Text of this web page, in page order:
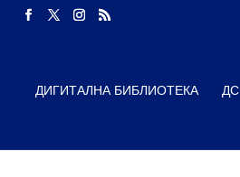
ДИГИТАЛНА БИБЛИОТЕКА ДС